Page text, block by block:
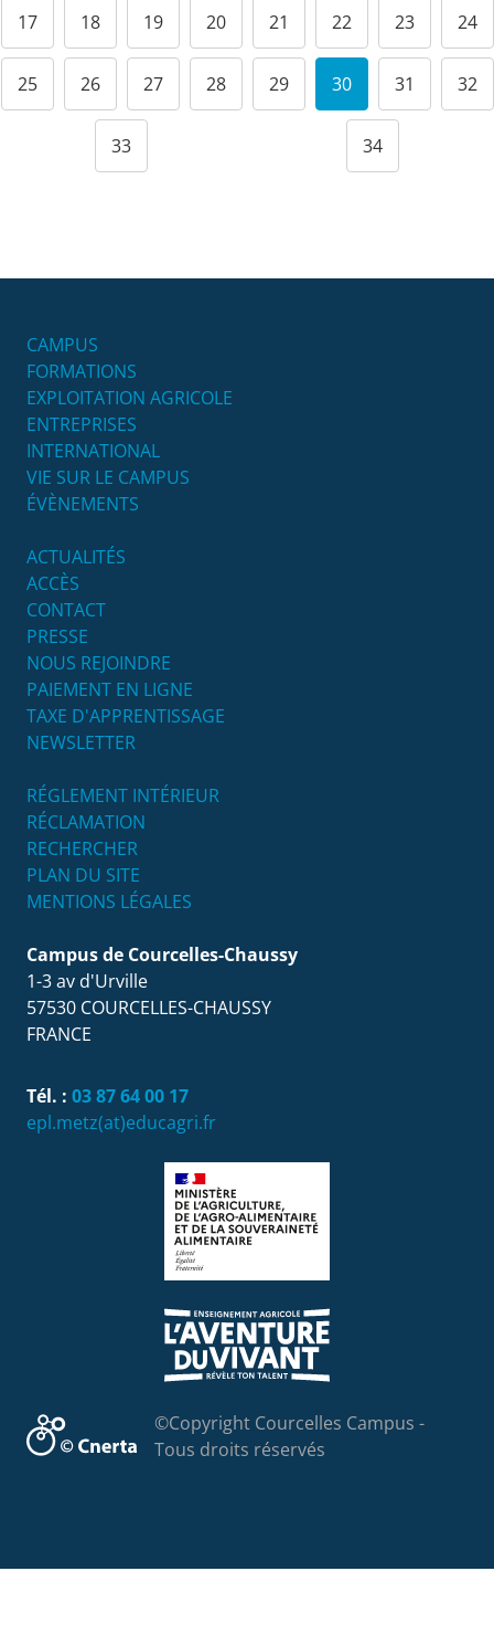
17 18 19 20 21 22 23 24
25 26 27 28 29 30 31 32
33 34
CAMPUS
FORMATIONS
EXPLOITATION AGRICOLE
ENTREPRISES
INTERNATIONAL
VIE SUR LE CAMPUS
ÉVÈNEMENTS
ACTUALITÉS
ACCÈS
CONTACT
PRESSE
NOUS REJOINDRE
PAIEMENT EN LIGNE
TAXE D'APPRENTISSAGE
NEWSLETTER
RÉGLEMENT INTÉRIEUR
RÉCLAMATION
RECHERCHER
PLAN DU SITE
MENTIONS LÉGALES
Campus de Courcelles-Chaussy
1-3 av d'Urville
57530 COURCELLES-CHAUSSY
FRANCE
Tél. : 03 87 64 00 17
epl.metz(at)educagri.fr
©Copyright Courcelles Campus -
Tous droits réservés